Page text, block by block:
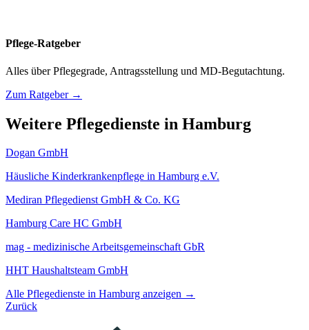
Pflege-Ratgeber
Alles über Pflegegrade, Antragsstellung und MD-Begutachtung.
Zum Ratgeber →
Weitere Pflegedienste in Hamburg
Dogan GmbH
Häusliche Kinderkrankenpflege in Hamburg e.V.
Mediran Pflegedienst GmbH & Co. KG
Hamburg Care HC GmbH
mag - medizinische Arbeitsgemeinschaft GbR
HHT Haushaltsteam GmbH
Alle Pflegedienste in Hamburg anzeigen →
Zurück